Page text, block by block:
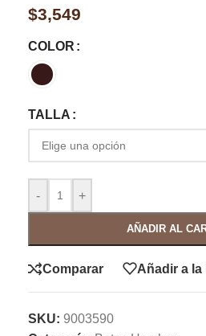
$3,549
COLOR
TALLA
- +
AÑADIR AL
Comparar Añadir a
SKU: 9003590